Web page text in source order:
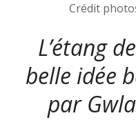
Crédit
L’étang
belle idée
par